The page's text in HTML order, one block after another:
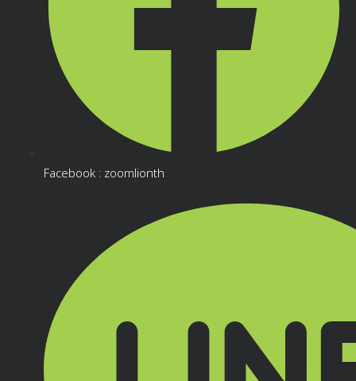
Facebook : zoomlionth